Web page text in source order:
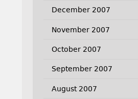
December 2007
November 2007
October 2007
September 2007
August 2007